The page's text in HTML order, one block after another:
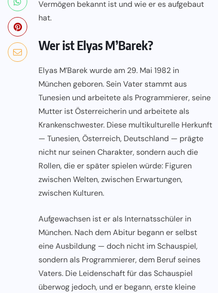
Vermögen bekannt ist und wie er es aufgebaut
hat.
Wer ist Elyas M’Barek?
Elyas M’Barek wurde am 29. Mai 1982 in
München geboren. Sein Vater stammt aus
Tunesien und arbeitete als Programmierer, seine
Mutter ist Österreicherin und arbeitete als
Krankenschwester. Diese multikulturelle Herkunft
— Tunesien, Österreich, Deutschland — prägte
nicht nur seinen Charakter, sondern auch die
Rollen, die er später spielen würde: Figuren
zwischen Welten, zwischen Erwartungen,
zwischen Kulturen.
Aufgewachsen ist er als Internatsschüler in
München. Nach dem Abitur begann er selbst
eine Ausbildung — doch nicht im Schauspiel,
sondern als Programmierer, dem Beruf seines
Vaters. Die Leidenschaft für das Schauspiel
überwog jedoch, und er begann, erste kleine